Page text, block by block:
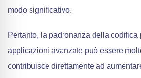
modo significativo.
Pertanto, la padronanza della codifica
applicazioni avanzate può essere
contribuisce direttamente ad